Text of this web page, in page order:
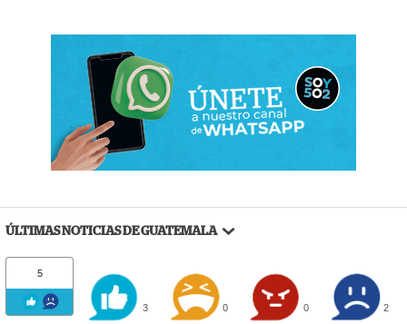
ÚLTIMAS NOTICIAS DE GUATEMALA
5
3 0 0 2